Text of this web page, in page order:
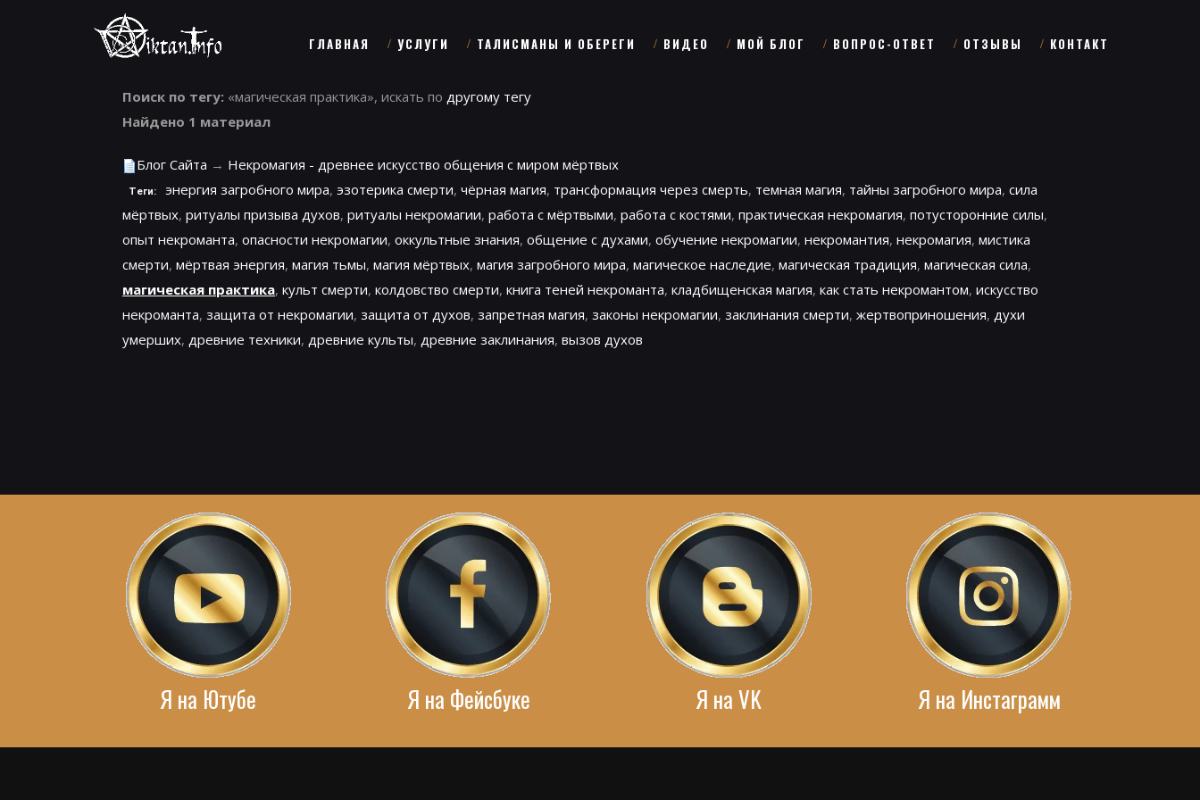
ГЛАВНАЯ УСЛУГИ ТАЛИСМАНЫ И ОБЕРЕГИ ВИДЕО МОЙ БЛОГ ВОПРОС-ОТВЕТ ОТЗЫВЫ КОНТАКТ
Поиск по тегу: «магическая практика», искать по другому тегу
Найдено 1 материал
Блог Сайта → Некромагия - древнее искусство общения с миром мёртвых
Теги: энергия загробного мира, эзотерика смерти, чёрная магия, трансформация через смерть, темная магия, тайны загробного мира, сила
мёртвых, ритуалы призыва духов, ритуалы некромагии, работа с мёртвыми, работа с костями, практическая некромагия, потусторонние силы,
опыт некроманта, опасности некромагии, оккультные знания, общение с духами, обучение некромагии, некромантия, некромагия, мистика
смерти, мёртвая энергия, магия тьмы, магия мёртвых, магия загробного мира, магическое наследие, магическая традиция, магическая сила,
магическая практика, культ смерти, колдовство смерти, книга теней некроманта, кладбищенская магия, как стать некромантом, искусство
некроманта, защита от некромагии, защита от духов, запретная магия, законы некромагии, заклинания смерти, жертвоприношения, духи
умерших, древние техники, древние культы, древние заклинания, вызов духов
Я на Ютубе Я на Фейсбуке Я на VK Я на Инстаграмм